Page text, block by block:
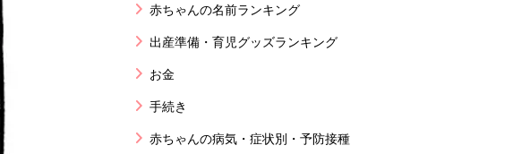
赤ちゃんの名前ランキング
出産準備・育児グッズランキング
お金
手続き
赤ちゃんの病気・症状別・予防接種